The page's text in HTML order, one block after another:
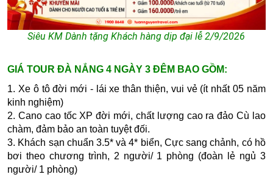
Siêu KM Dành tặng Khách hàng dịp đại lễ 2/9/2026
GIÁ TOUR ĐÀ NẮNG 4 NGÀY 3 ĐÊM BAO GỒM:
1. Xe ô tô đời mới - lái xe thân thiện, vui vẻ (ít nhất 05 năm
kinh nghiệm)
2. Cano cao tốc XP đời mới, chất lượng cao ra đảo Cù lao
chàm, đảm bảo an toàn tuyệt đối.
3. Khách sạn chuẩn 3.5* và 4* biển, Cực sang chảnh, có hồ
bơi theo chương trình, 2 người/ 1 phòng (đoàn lẻ ngủ 3
người/ 1 phòng)